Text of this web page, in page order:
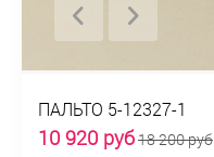
ПАЛЬТО 5-12327-1
10 920 руб18 200 руб